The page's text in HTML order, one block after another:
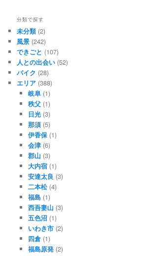
分類で探す
未分類(2)
風景 (242)
できごと (107)
人との出会い (52)
バイク (28)
エリア (388)
岐阜(1)
秩父(1)
日光(3)
那須(5)
伊香保(1)
会津(6)
郡山 (3)
大内宿(1)
安達太良 (3)
二本松(4)
福島(1)
西吾妻山 (3)
五色沼(1)
いわき市(2)
四倉(1)
福島原発(2)